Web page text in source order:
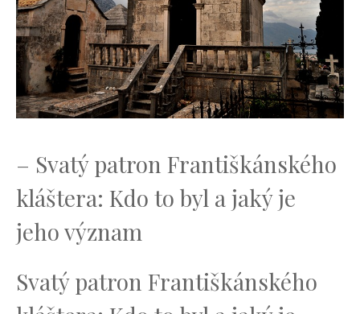
– Svatý‍ patron ⁢Františkánského
kláštera: Kdo to byl a jaký je
jeho ‌význam
Svatý patron Františkánského